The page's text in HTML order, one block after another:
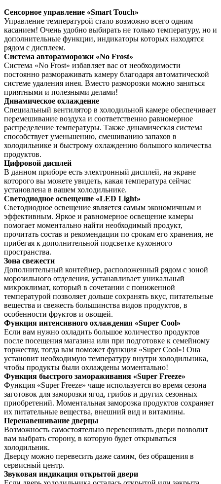
Сенсорное управление «Smart Touch»
Управление температурой стало возможно всего одним
касанием! Очень удобно выбирать не только температуру, но и
дополнительные функции, индикаторы которых находятся
рядом с дисплеем.
Система авторазморозки «No Frost»
Система «No Frost» избавляет вас от необходимости
постоянно размораживать камеру благодаря автоматической
системе удаления инея. Вместо разморозки можно заняться
приятными и полезными делами!
Динамическое охлаждение
Специальный вентилятор в холодильной камере обеспечивает
перемешивание воздуха и соответственно равномерное
распределение температуры. Также динамическая система
способствует уменьшению, смешиванию запахов в
холодильнике и быстрому охлаждению большого количества
продуктов.
Цифровой дисплей
В данном приборе есть электронный дисплей, на экране
которого вы можете увидеть, какая температура сейчас
установлена в вашем холодильнике.
Светодиодное освещение «LED Light»
Светодиодное освещение является самым экономичным и
эффективным. Яркое и равномерное освещение камеры
помогает моментально найти необходимый продукт,
прочитать состав и рекомендации по срокам его хранения, не
прибегая к дополнительной подсветке кухонного
пространства.
Зона свежести
Дополнительный контейнер, расположенный рядом с зоной
морозильного отделения, устанавливает уникальный
микроклимат, который в сочетании с пониженной
температурой позволяет дольше сохранять вкус, питательные
вещества и свежесть большинства видов продуктов, в
особенности фруктов и овощей.
Функция интенсивного охлаждения «Super Cool»
Если вам нужно охладить большое количество продуктов
после посещения магазина или при подготовке к семейному
торжеству, тогда вам поможет функция «Super Cool»! Она
установит необходимую температуру внутри холодильника,
чтобы продукты были охлаждены моментально!
Функция быстрого замораживания «Super Freeze»
Функция «Super Freeze» чаще используется во время сезона
заготовок для заморозки ягод, грибов и других сезонных
приобретений. Моментальная заморозка продуктов сохраняет
их питательные вещества, внешний вид и витамины.
Перенавешивание дверцы
Возможность самостоятельно перевешивать двери позволит
вам выбрать сторону, в которую будет открываться
холодильник.
Дверцу можно перевесить даже самим, без обращения в
сервисный центр.
Звуковая индикация открытой двери